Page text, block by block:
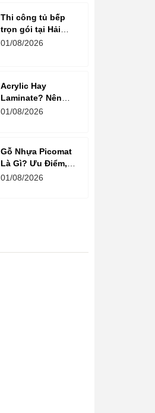
Thi công tủ bếp
trọn gói tại Hải
Dương cam kết
01/08/2026
Acrylic Hay
Laminate? Nên
Chọn Loại Nào
01/08/2026
Gỗ Nhựa Picomat
Là Gì? Ưu Điểm,
Nhược Điểm Và
01/08/2026